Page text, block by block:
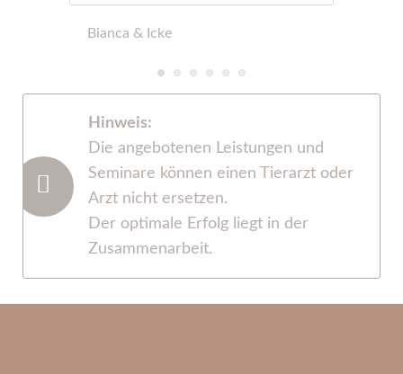
Bianca & Icke
Hinweis:
Die angebotenen Leistungen und
Seminare können einen Tierarzt oder
Arzt nicht ersetzen.
Der optimale Erfolg liegt in der
Zusammenarbeit.